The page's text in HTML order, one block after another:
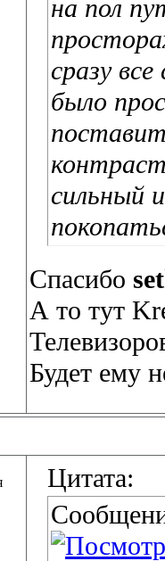
на пол
сразу
было
сильный
Спасибо
А то тут
Будет ему
Цитата: